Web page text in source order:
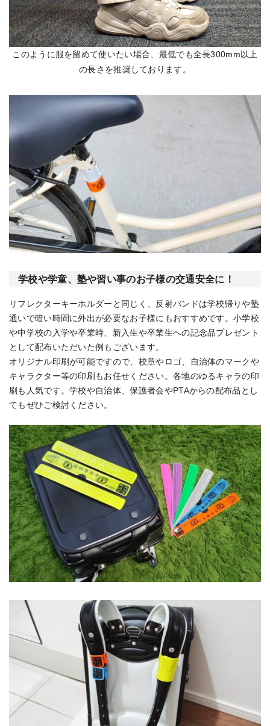
このように服を留めて使いたい場合、最低でも全長300mm以上
の長さを推奨しております。
学校や学童、塾や習い事のお子様の交通安全に！
リフレクターキーホルダーと同じく、反射バンドは学校帰りや塾
通いで暗い時間に外出が必要なお子様にもおすすめです。小学校
や中学校の入学や卒業時、新入生や卒業生への記念品プレゼント
として配布いただいた例もございます。
オリジナル印刷が可能ですので、校章やロゴ、自治体のマークや
キャラクター等の印刷もお任せください。各地のゆるキャラの印
刷も人気です。学校や自治体、保護者会やPTAからの配布品とし
てもぜひご検討ください。